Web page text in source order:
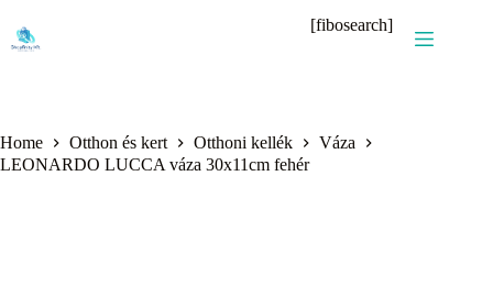
content
[fibosearch]
Home Otthon és kert Otthoni kellék
Váza
LEONARDO LUCCA váza 30x11cm fehér